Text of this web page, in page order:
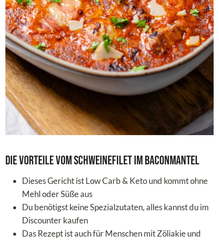
Die Vorteile vom Schweinefilet im Baconmantel
Dieses Gericht ist Low Carb & Keto und kommt ohne
Mehl oder Süße aus
Du benötigst keine Spezialzutaten, alles kannst du im
Discounter kaufen
Das Rezept ist auch für Menschen mit Zöliakie und